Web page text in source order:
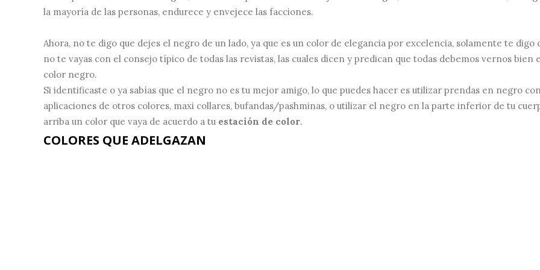
la mayoría de las personas, endurece y envejece las facciones.
Ahora, no te digo que dejes el negro de un lado, ya que es un color de elegancia por excelencia, solamente te digo
no te vayas con el consejo típico de todas las revistas, las cuales dicen y predican que todas debemos vernos bien
color negro.
Si identificaste o ya sabías que el negro no es tu mejor amigo, lo que puedes hacer es utilizar prendas en negro
aplicaciones de otros colores, maxi collares, bufandas/pashminas, o utilizar el negro en la parte inferior de tu
arriba un color que vaya de acuerdo a tu estación de color.
COLORES QUE ADELGAZAN